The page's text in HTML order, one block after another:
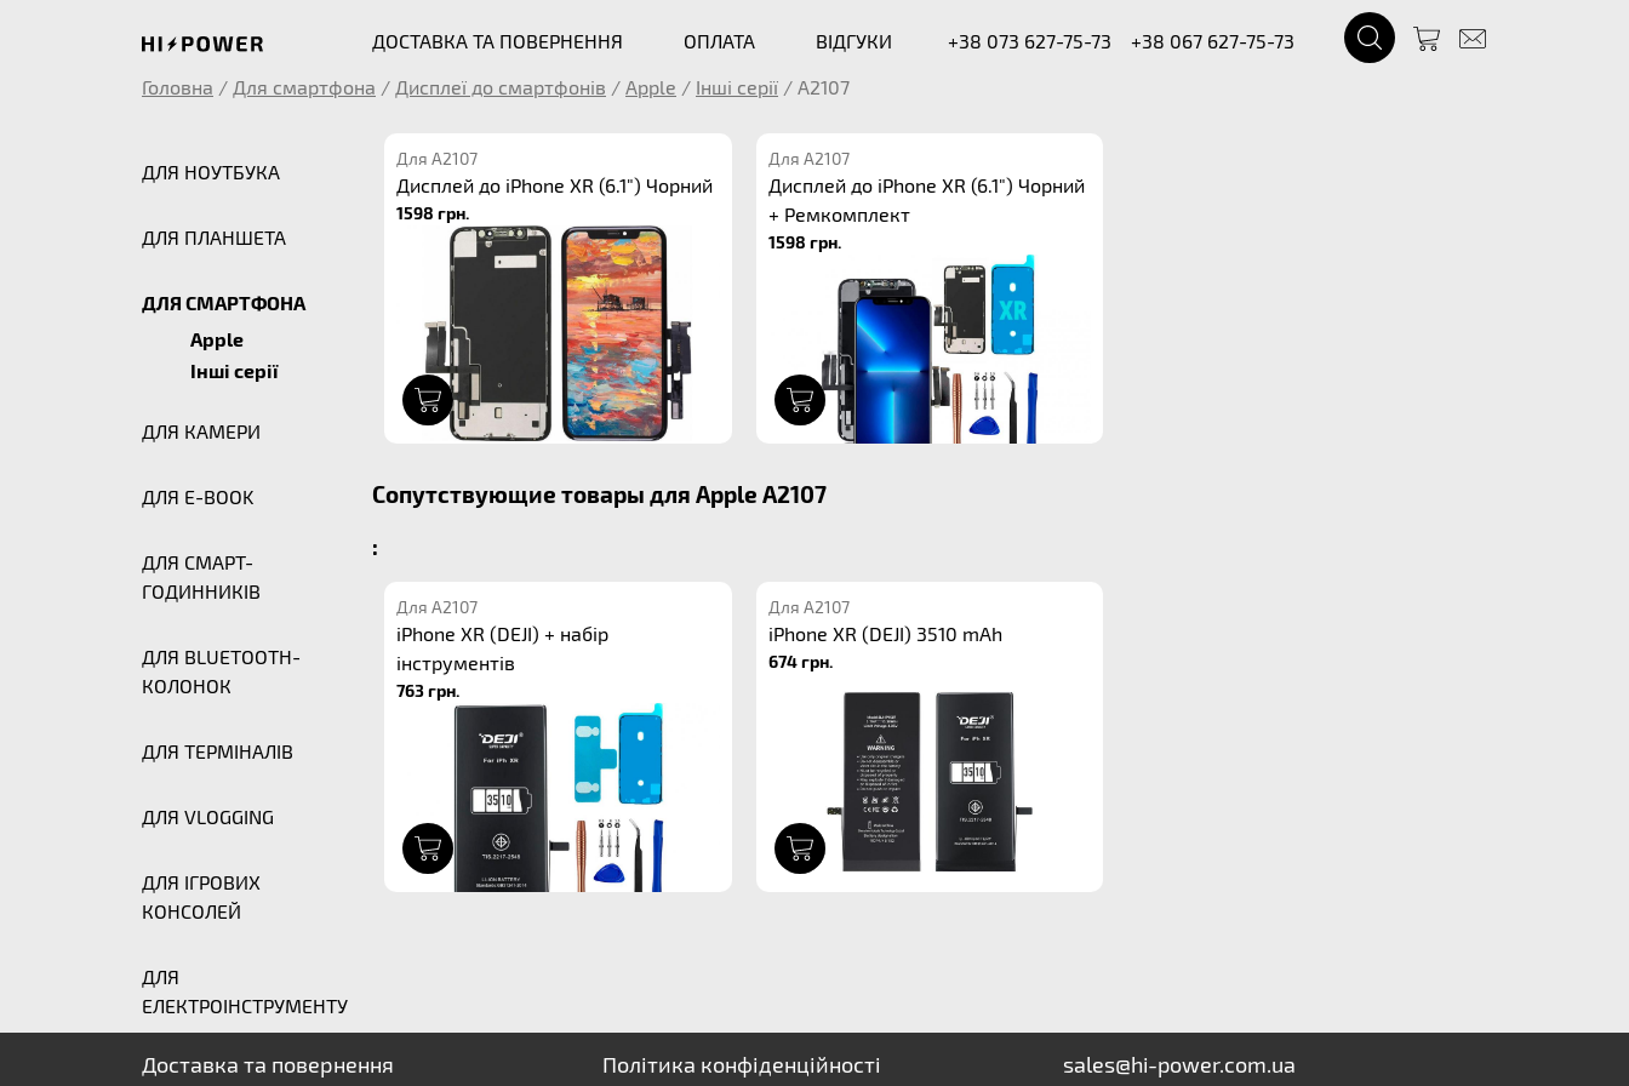
ДОСТАВКА ТА ПОВЕРНЕННЯ ОПЛАТА ВІДГУКИ +38 073 627-75-73
+38 067 627-75-73
Головна / Для смартфона / Дисплеї до смартфонів / Apple / Інші серії / A2107
ДЛЯ НОУТБУКА
ДЛЯ ПЛАНШЕТА
ДЛЯ СМАРТФОНА
Apple
Інші серії
ДЛЯ КАМЕРИ
ДЛЯ E-BOOK
ДЛЯ СМАРТ-
ГОДИННИКІВ
ДЛЯ BLUETOOTH-
КОЛОНОК
ДЛЯ ТЕРМІНАЛІВ
ДЛЯ VLOGGING
ДЛЯ ІГРОВИХ
КОНСОЛЕЙ
ДЛЯ
ЕЛЕКТРОІНСТРУМЕНТУ
Для A2107
Дисплей до iPhone XR (6.1") Чорний
1598 грн.
Для A2107
Дисплей до iPhone XR (6.1") Чорний
+ Ремкомплект
1598 грн.
Сопутствующие товары для Apple A2107
:
Для A2107
iPhone XR (DEJI) + набір
інструментів
763 грн.
Для A2107
iPhone XR (DEJI) 3510 mAh
674 грн.
Доставка та повернення Політика конфіденційності sales@hi-power.com.ua